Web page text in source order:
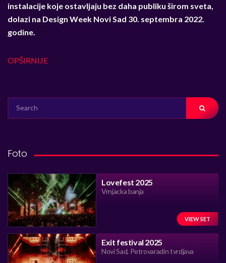
instalacije koje ostavljaju bez daha publiku širom sveta,
dolazi na Design Week Novi Sad 30. septembra 2022.
godine.
OPŠIRNIJE
FOR:
Foto
Lovefest 2025
Vrnjacka banja
VIEW SET
Exit festival 2025
Novi Sad, Petrovaradin tvrdjava